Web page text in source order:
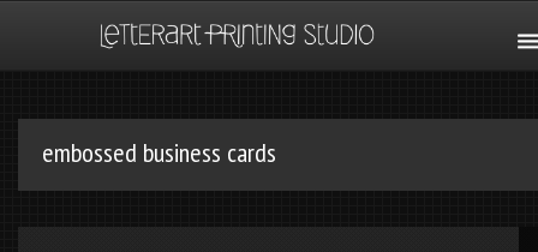
embossed business cards